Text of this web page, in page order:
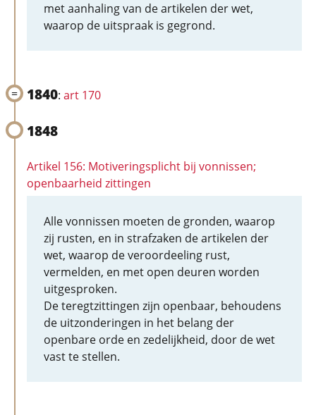
met aanhaling van de artikelen der wet,
waarop de uitspraak is gegrond.
1840: art 170
1848
Artikel 156: Motiveringsplicht bij vonnissen;
openbaarheid zittingen
Alle vonnissen moeten de gronden, waarop
zij rusten, en in strafzaken de artikelen der
wet, waarop de veroordeeling rust,
vermelden, en met open deuren worden
uitgesproken.
De teregtzittingen zijn openbaar, behoudens
de uitzonderingen in het belang der
openbare orde en zedelijkheid, door de wet
vast te stellen.